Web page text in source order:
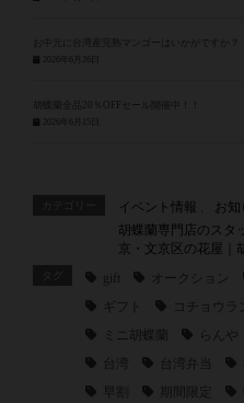
お中元に台湾産完熟マンゴーはいかがですか？
胡蝶蘭全品20％OFFセール開催中！！
イベント情報 お知
胡蝶蘭専門店のスタ
京・文京区の花屋｜
gift オークション
ギフト
コチョウラ
ミニ胡蝶蘭
らんや
台湾
台湾弁当
期間限定